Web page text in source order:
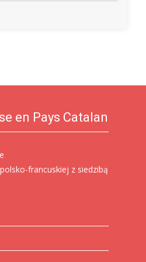
en Pays Catalan
francuskiej z siedzibą